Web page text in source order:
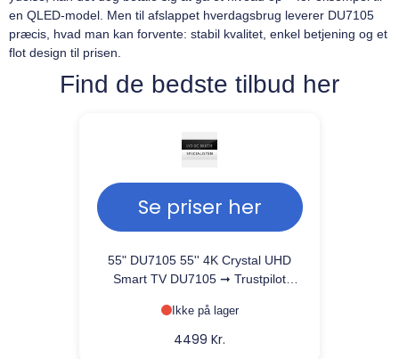
en QLED-model. Men til afslappet hverdagsbrug leverer DU7105
præcis, hvad man kan forvente: stabil kvalitet, enkel betjening og et
flot design til prisen.
Find de bedste tilbud her
Se priser her
55" DU7105 55'' 4K Crystal UHD
Smart TV DU7105 ➞ Trustpilot
Ikke på lager
4499 Kr.